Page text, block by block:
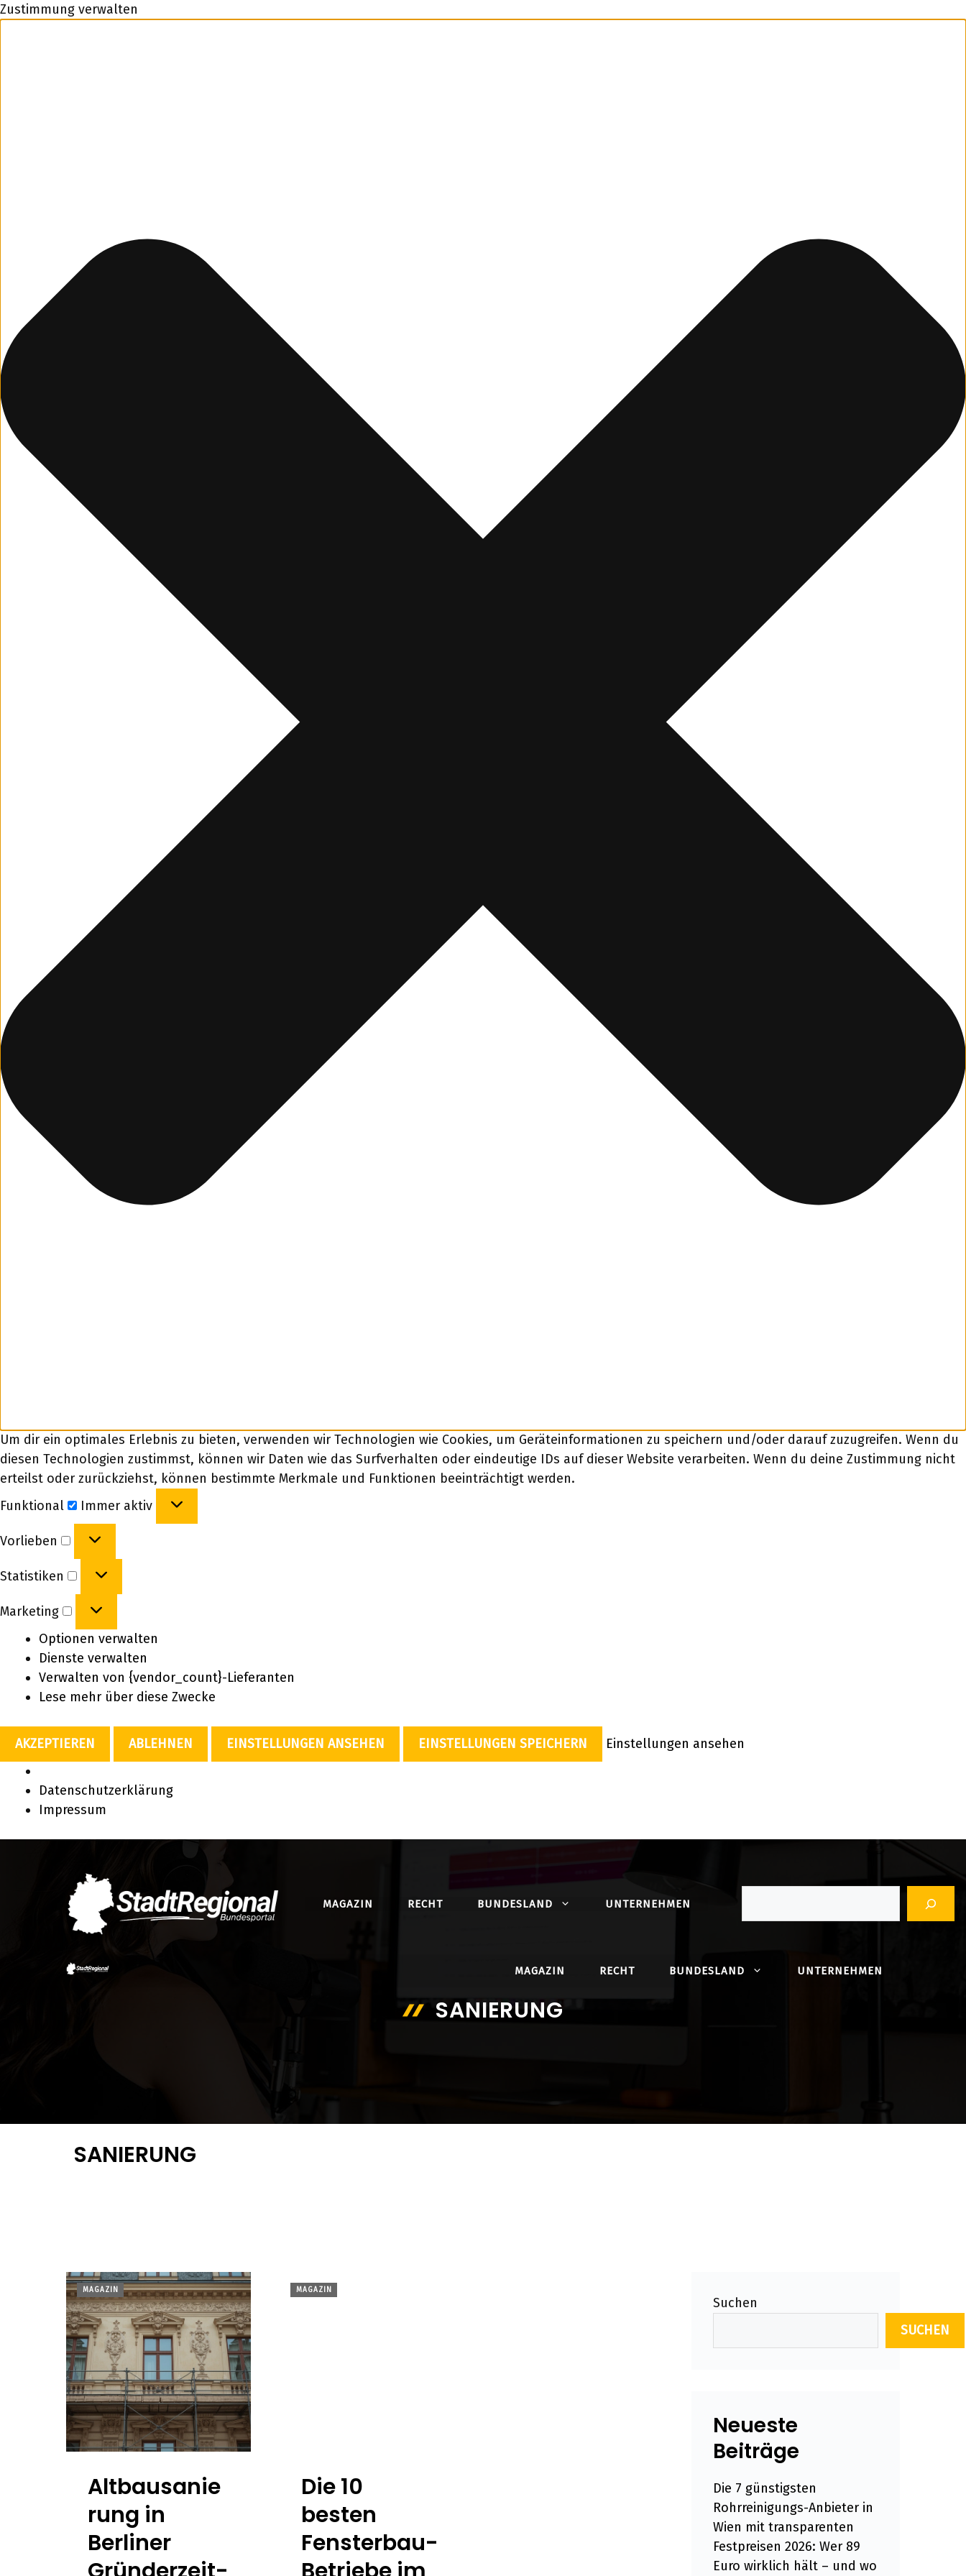
Zustimmung verwalten
Um dir ein optimales Erlebnis zu bieten, verwenden wir Technologien wie Cookies, um Geräteinformationen zu speichern und/oder darauf zuzugreifen. Wenn du
diesen Technologien zustimmst, können wir Daten wie das Surfverhalten oder eindeutige IDs auf dieser Website verarbeiten. Wenn du deine Zustimmung nicht
erteilst oder zurückziehst, können bestimmte Merkmale und Funktionen beeinträchtigt werden.
Funktional
Funktional
Immer aktiv
Vorlieben
Vorlieben
Statistiken
Statistiken
Marketing
Marketing
Optionen verwalten
Dienste verwalten
Verwalten von {vendor_count}-Lieferanten
Lese mehr über diese Zwecke
AKZEPTIEREN ABLEHNEN EINSTELLUNGEN ANSEHEN EINSTELLUNGEN SPEICHERN Einstellungen ansehen
Datenschutzerklärung
Impressum
MAGAZIN RECHT BUNDESLAND UNTERNEHMEN
MAGAZIN RECHT BUNDESLAND UNTERNEHMEN
SANIERUNG
SANIERUNG
MAGAZIN
Altbausanie
rung in
Berliner
MAGAZIN
Die 10
besten
Fensterbau-
Suchen
SUCHEN
Neueste
Beiträge
Die 7 günstigsten
Rohrreinigungs-Anbieter in
Wien mit transparenten
Festpreisen 2026: Wer 89
Euro wirklich hält – und wo